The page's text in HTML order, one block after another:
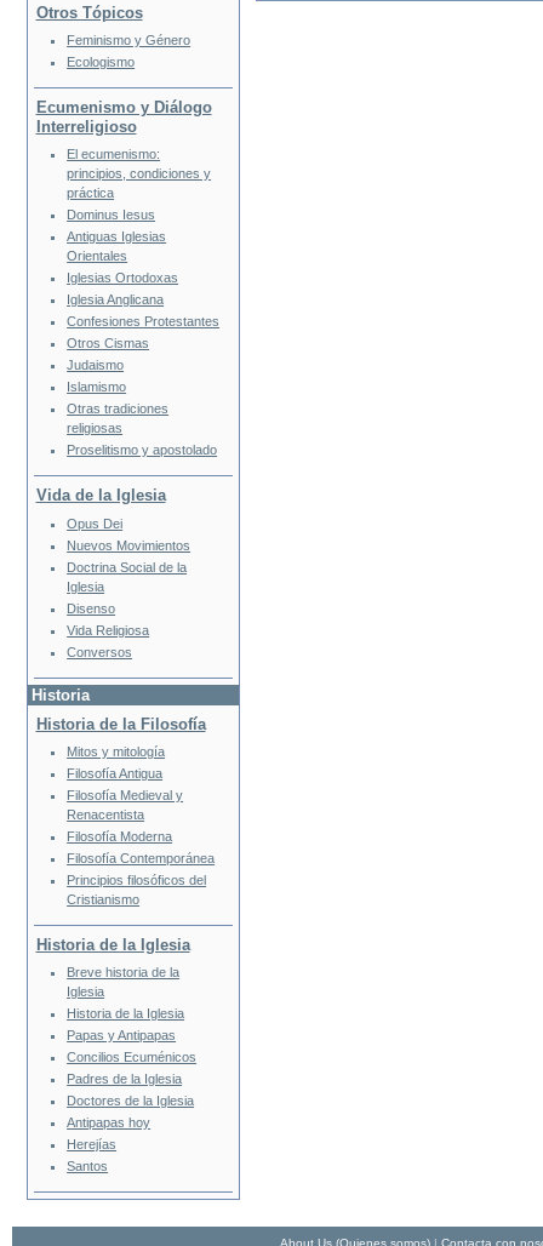
Otros Tópicos
Feminismo y Género
Ecologismo
Ecumenismo y Diálogo
Interreligioso
El ecumenismo:
principios, condiciones y
práctica
Dominus Iesus
Antiguas Iglesias
Orientales
Iglesias Ortodoxas
Iglesia Anglicana
Confesiones Protestantes
Otros Cismas
Judaismo
Islamismo
Otras tradiciones
religiosas
Proselitismo y apostolado
Vida de la Iglesia
Opus Dei
Nuevos Movimientos
Doctrina Social de la
Iglesia
Disenso
Vida Religiosa
Conversos
Historia
Historia de la Filosofía
Mitos y mitología
Filosofía Antigua
Filosofía Medieval y
Renacentista
Filosofía Moderna
Filosofía Contemporánea
Principios filosóficos del
Cristianismo
Historia de la Iglesia
Breve historia de la
Iglesia
Historia de la Iglesia
Papas y Antipapas
Concilios Ecuménicos
Padres de la Iglesia
Doctores de la Iglesia
Antipapas hoy
Herejías
Santos
About Us (Quienes somos) | Contacta con